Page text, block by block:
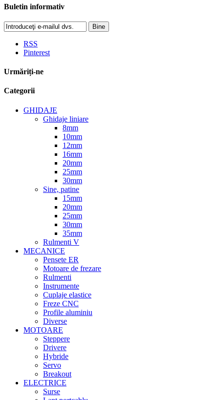
Buletin informativ
Bine
RSS
Pinterest
Urmăriți-ne
Categorii
GHIDAJE
Ghidaje liniare
8mm
10mm
12mm
16mm
20mm
25mm
30mm
Sine, patine
15mm
20mm
25mm
30mm
35mm
Rulmenti V
MECANICE
Pensete ER
Motoare de frezare
Rulmenti
Instrumente
Cuplaje elastice
Freze CNC
Profile aluminiu
Diverse
MOTOARE
Steppere
Drivere
Hybride
Servo
Breakout
ELECTRICE
Surse